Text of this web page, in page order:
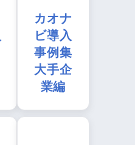
カオナ
ビ導入
事例集
大手企
業編